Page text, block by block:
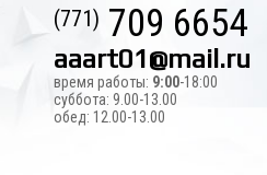
(771) 709 6654
aaart01@mail.ru
время работы: 9:00-18:00
суббота: 9.00-13.00
обед: 12.00-13.00